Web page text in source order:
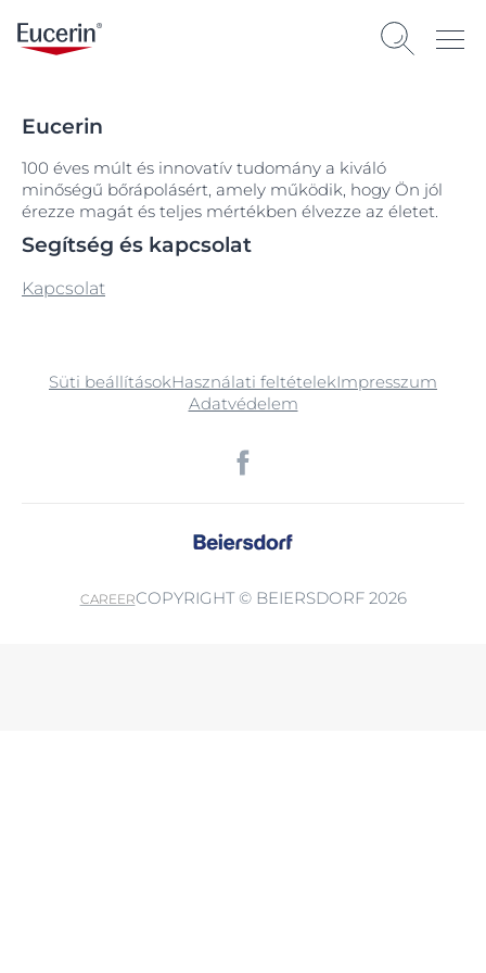
Eucerin
100 éves múlt és innovatív tudomány a kiváló
minőségű bőrápolásért, amely működik, hogy Ön jól
érezze magát és teljes mértékben élvezze az életet.
Segítség és kapcsolat
Kapcsolat
Süti beállításokHasználati feltételekImpresszum
Adatvédelem
CAREERCOPYRIGHT © BEIERSDORF 2026